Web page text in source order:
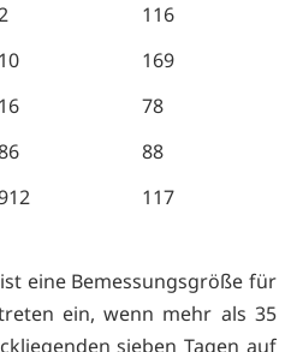
116
169
78
88
117
eine Bemessungsgröße für
ein, wenn mehr als 35
sieben Tagen auf